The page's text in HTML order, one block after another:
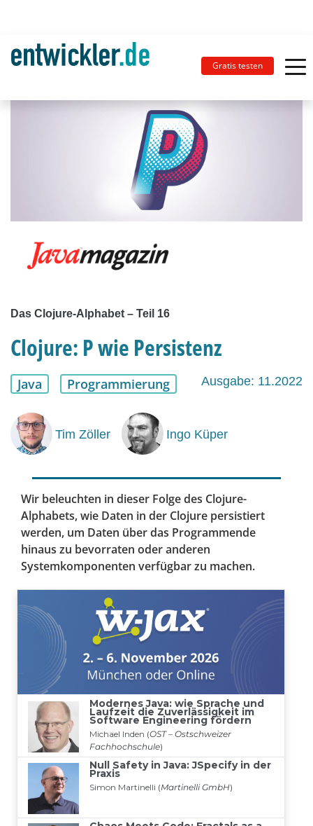
Gratis testen
Das Clojure-Alphabet – Teil 16
Clojure: P wie Persistenz
Java Programmierung Ausgabe: 11.2022
Tim Zöller Ingo Küper
Wir beleuchten in dieser Folge des Clojure-
Alphabets, wie Daten in der Clojure persistiert
werden, um Daten über das Programmende
hinaus zu bevorraten oder anderen
Systemkomponenten verfügbar zu machen.